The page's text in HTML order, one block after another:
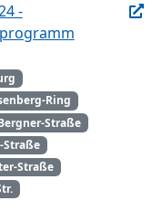
-
Ring
Straße
Straße
Straße